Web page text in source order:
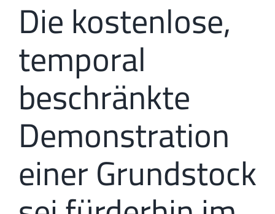
Die kostenlose,
temporal
beschränkte
Demonstration
einer Grundstock